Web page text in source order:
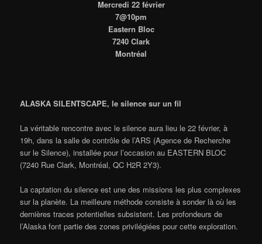
Mercredi 22 février
7@10pm
Eastern Bloc
7240 Clark
Montréal
ALASKA SILENTSCAPE, le silence sur un fil
La véritable rencontre avec le silence aura lieu le 22 février, à
19h, dans la salle de contrôle de l’ARS (Agence de Recherche
sur le Silence), installée pour l’occasion au EASTERN BLOC
(7240 Rue Clark, Montréal, QC H2R 2Y3).
La captation du silence est une des missions les plus complexes
sur la planète. La meilleure méthode consiste à sonder là où les
dernières traces potentielles subsistent. Les profondeurs de
l’Alaska font partie des zones privilégiées pour cette exploration.